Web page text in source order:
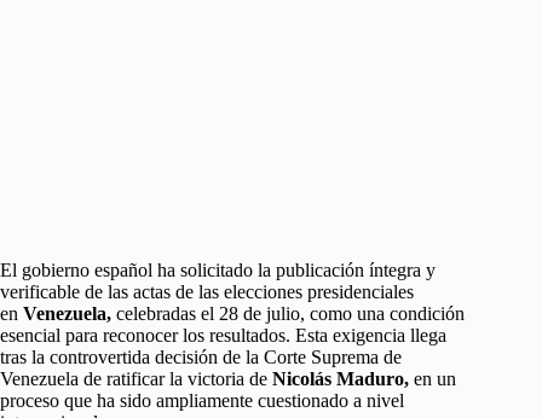
El gobierno español ha solicitado la publicación íntegra y
verificable de las actas de las elecciones presidenciales
en Venezuela, celebradas el 28 de julio, como una condición
esencial para reconocer los resultados. Esta exigencia llega
tras la controvertida decisión de la Corte Suprema de
Venezuela de ratificar la victoria de Nicolás Maduro, en un
proceso que ha sido ampliamente cuestionado a nivel